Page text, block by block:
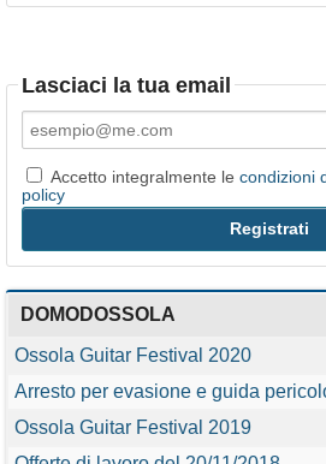
Lasciaci la tua email
Accetto integralmente le condizioni
policy
DOMODOSSOLA
Ossola Guitar Festival 2020
Arresto per evasione e guida
Ossola Guitar Festival 2019